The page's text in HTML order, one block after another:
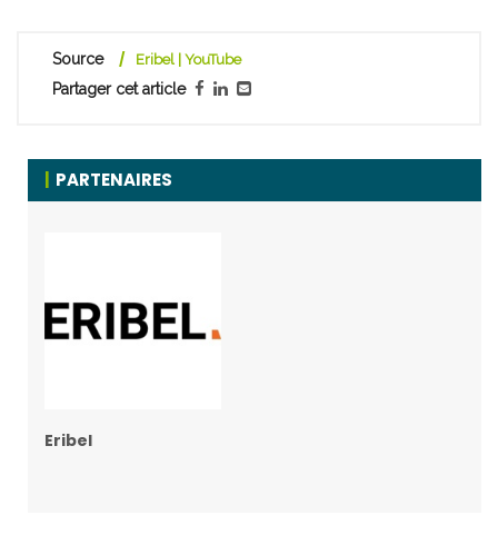
Source Eribel | YouTube
Partager cet article
PARTENAIRES
Eribel